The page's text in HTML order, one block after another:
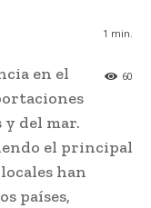
1 min.
60
en el
del mar.
el principal
han
países,